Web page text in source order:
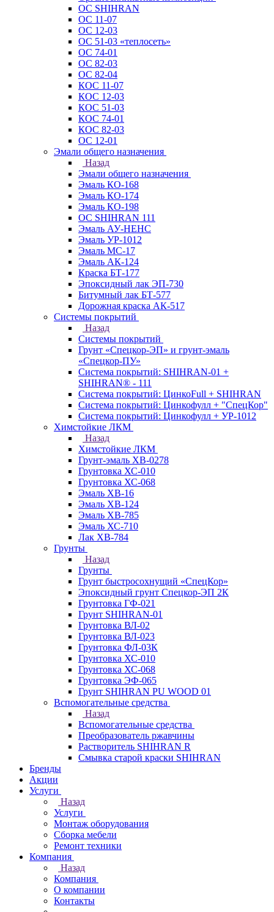
ОС SHIHRAN
ОС 11-07
ОС 12-03
ОС 51-03 «теплосеть»
ОС 74-01
ОС 82-03
ОС 82-04
КОС 11-07
КОС 12-03
КОС 51-03
КОС 74-01
КОС 82-03
ОС 12-01
Эмали общего назначения
Назад
Эмали общего назначения
Эмаль КО-168
Эмаль КО-174
Эмаль КО-198
ОС SHIHRAN 111
Эмаль АУ-НЕНС
Эмаль УР-1012
Эмаль МС-17
Эмаль АК-124
Краска БТ-177
Эпоксидный лак ЭП-730
Битумный лак БТ-577
Дорожная краска АК-517
Системы покрытий
Назад
Системы покрытий
Грунт «Спецкор-ЭП» и грунт-эмаль
«Спецкор-ПУ»
Система покрытий: SHIHRAN-01 +
SHIHRAN® - 111
Система покрытий: ЦинкоFull + SHIHRAN
Система покрытий: Цинкофулл + "СпецКор"
Система покрытий: Цинкофулл + УР-1012
Химстойкие ЛКМ
Назад
Химстойкие ЛКМ
Грунт-эмаль ХВ-0278
Грунтовка ХС-010
Грунтовка ХС-068
Эмаль ХВ-16
Эмаль ХВ-124
Эмаль ХВ-785
Эмаль ХС-710
Лак ХВ-784
Грунты
Назад
Грунты
Грунт быстросохнущий «СпецКор»
Эпоксидный грунт Спецкор-ЭП 2К
Грунтовка ГФ-021
Грунт SHIHRAN-01
Грунтовка ВЛ-02
Грунтовка ВЛ-023
Грунтовка ФЛ-03К
Грунтовка ХС-010
Грунтовка ХС-068
Грунтовка ЭФ-065
Грунт SHIHRAN PU WOOD 01
Вспомогательные средства
Назад
Вспомогательные средства
Преобразователь ржавчины
Растворитель SHIHRAN R
Смывка старой краски SHIHRAN
Бренды
Акции
Услуги
Назад
Услуги
Монтаж оборудования
Сборка мебели
Ремонт техники
Компания
Назад
Компания
О компании
Контакты